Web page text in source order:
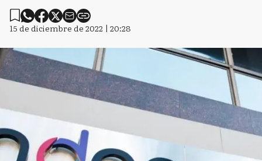
15 de diciembre de 2022 | 20:28